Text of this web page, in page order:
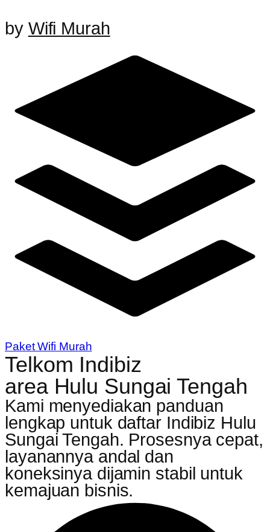
by Wifi Murah
Paket Wifi Murah
Telkom Indibiz
area Hulu Sungai Tengah
Kami menyediakan panduan
lengkap untuk daftar Indibiz Hulu
Sungai Tengah. Prosesnya cepat,
layanannya andal dan
koneksinya dijamin stabil untuk
kemajuan bisnis.